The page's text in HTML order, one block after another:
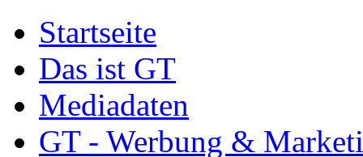
Startseite
Das ist GT
Mediadaten
GT - Werbung &